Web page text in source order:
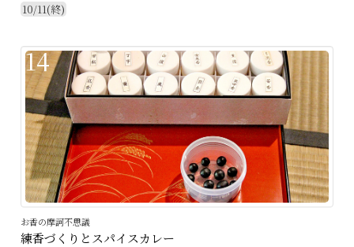
10/11(終)
14
お香の摩訶不思議
練香づくりとスパイスカレー